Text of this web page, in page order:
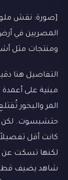
[صورة: نقش
المصريين في أرض
ومنتجات مثل
التفاصيل هنا
مبنية على
المر والبخور
حتشبسوت. لكن
كانت أقل
لكنها تسكت عن
شاهد يضيف قطعة